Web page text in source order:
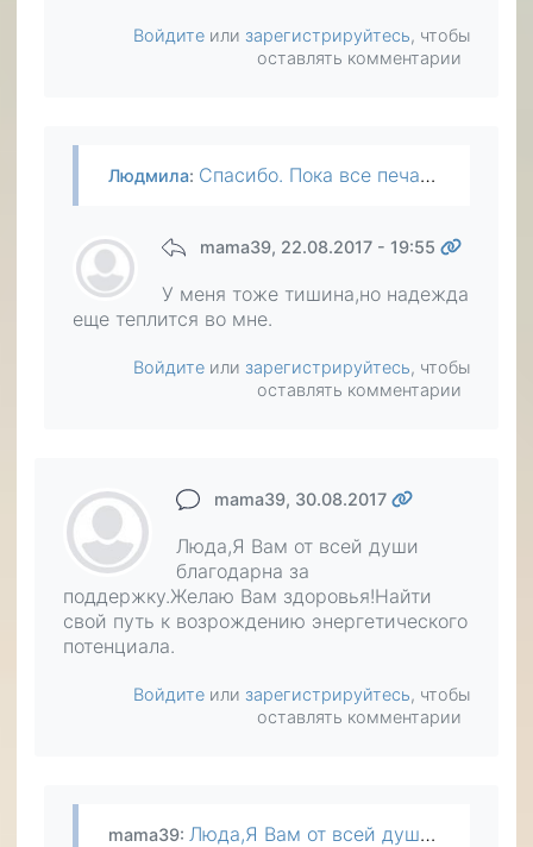
Войдите или зарегистрируйтесь, чтобы
оставлять комментарии
Людмила: Спасибо. Пока все печальней становится.
mama39, 22.08.2017 - 19:55
У меня тоже тишина,но надежда
еще теплится во мне.
Войдите или зарегистрируйтесь, чтобы
оставлять комментарии
mama39, 30.08.2017
Люда,Я Вам от всей души
благодарна за
поддержку.Желаю Вам здоровья!Найти
свой путь к возрождению энергетического
потенциала.
Войдите или зарегистрируйтесь, чтобы
оставлять комментарии
mama39: Люда,Я Вам от всей души благодарна за поддержку.Желаю Вам здоровья!Найти свой путь к возрождению энергетического потенциала.